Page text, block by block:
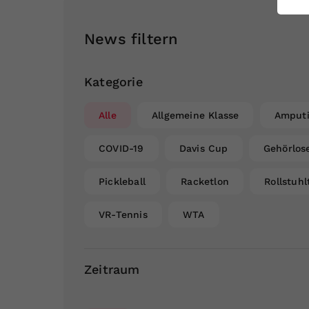
News filtern
Kategorie
Alle Allgemeine Klasse
COVID-19 Davis Cup
Pickleball Racketlon
VR-Tennis WTA
Zeitraum